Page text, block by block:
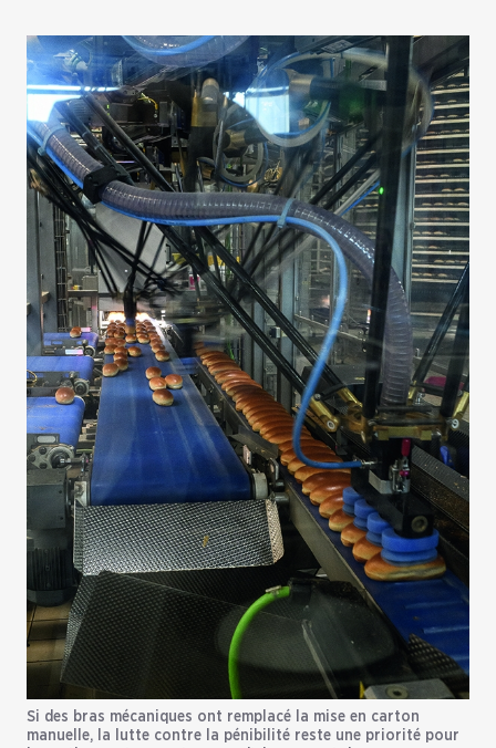
Si des bras mécaniques ont remplacé la mise en carton
manuelle, la lutte contre la pénibilité reste une priorité pour